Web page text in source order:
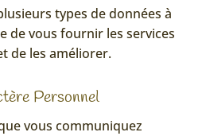
types de données à
de vous fournir les services
de les améliorer.
Personnel
vous communiquez